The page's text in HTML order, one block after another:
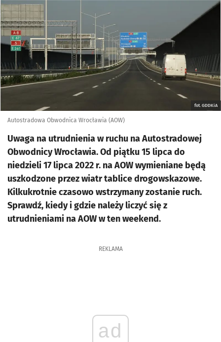
Kliknij, aby powiększyć
fot. GDDKiA
Autostradowa Obwodnica Wrocławia (AOW)
Uwaga na utrudnienia w ruchu na Autostradowej
Obwodnicy Wrocławia. Od piątku 15 lipca do
niedzieli 17 lipca 2022 r. na AOW wymieniane będą
uszkodzone przez wiatr tablice drogowskazowe.
Kilkukrotnie czasowo wstrzymany zostanie ruch.
Sprawdź, kiedy i gdzie należy liczyć się z
utrudnieniami na AOW w ten weekend.
REKLAMA
ad